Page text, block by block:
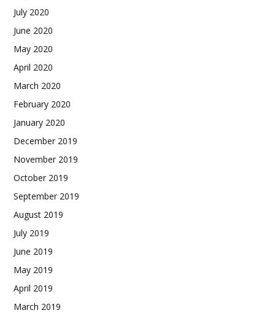
July 2020
June 2020
May 2020
April 2020
March 2020
February 2020
January 2020
December 2019
November 2019
October 2019
September 2019
August 2019
July 2019
June 2019
May 2019
April 2019
March 2019